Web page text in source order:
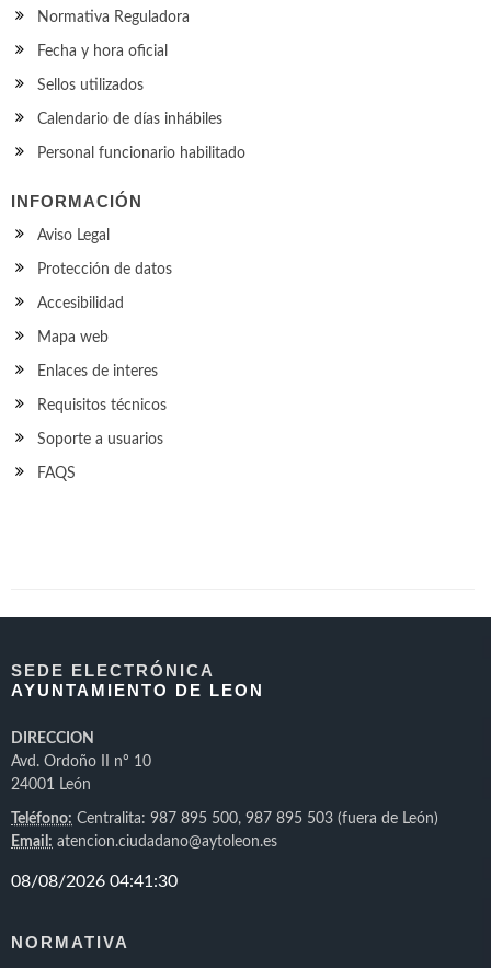
Normativa Reguladora
Fecha y hora oficial
Sellos utilizados
Calendario de días inhábiles
Personal funcionario habilitado
INFORMACIÓN
Aviso Legal
Protección de datos
Accesibilidad
Mapa web
Enlaces de interes
Requisitos técnicos
Soporte a usuarios
FAQS
SEDE ELECTRÓNICA
AYUNTAMIENTO DE LEON
DIRECCION
Avd. Ordoño II nº 10
24001 León
Teléfono: Centralita: 987 895 500, 987 895 503 (fuera de León)
Email: atencion.ciudadano@aytoleon.es
NORMATIVA